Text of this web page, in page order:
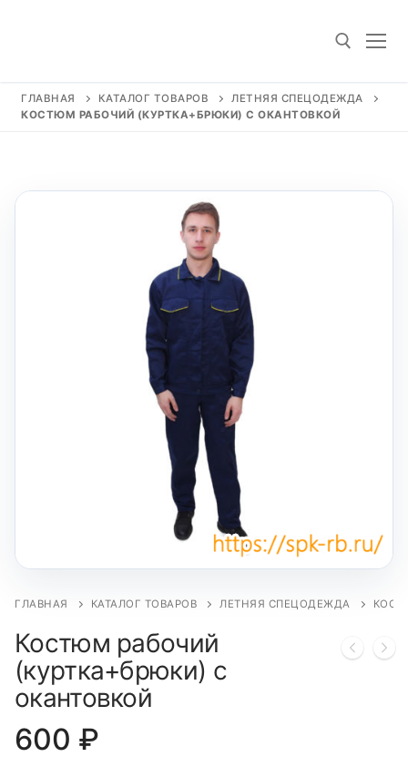
ГЛАВНАЯ КАТАЛОГ ТОВАРОВ
ЛЕТНЯЯ СПЕЦОДЕЖДА
КОСТЮМ РАБОЧИЙ (КУРТКА+БРЮКИ) С ОКАНТОВКОЙ
ГЛАВНАЯ КАТАЛОГ ТОВАРОВ ЛЕТНЯЯ СПЕЦОДЕЖДА
Костюм рабочий
(куртка+брюки) с
окантовкой
600 ₽